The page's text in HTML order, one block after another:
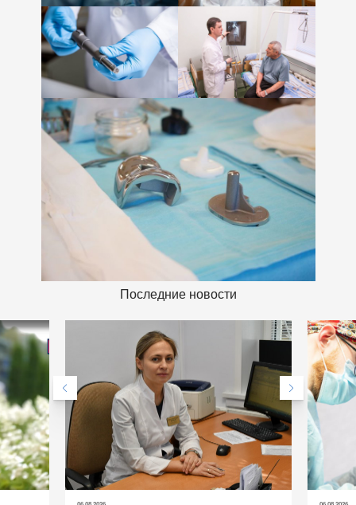
Последние новости